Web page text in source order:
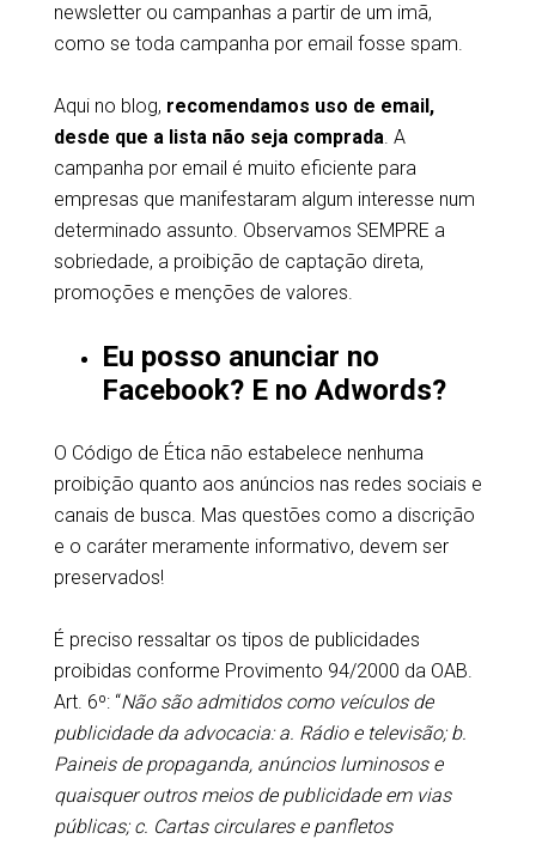
newsletter ou campanhas a partir de um imã,
como se toda campanha por email fosse spam.
Aqui no blog, recomendamos uso de email,
desde que a lista não seja comprada. A
campanha por email é muito eficiente para
empresas que manifestaram algum interesse num
determinado assunto. Observamos SEMPRE a
sobriedade, a proibição de captação direta,
promoções e menções de valores.
Eu posso anunciar no
Facebook? E no Adwords?
O Código de Ética não estabelece nenhuma
proibição quanto aos anúncios nas redes sociais e
canais de busca. Mas questões como a discrição
e o caráter meramente informativo, devem ser
preservados!
É preciso ressaltar os tipos de publicidades
proibidas conforme Provimento 94/2000 da OAB.
Art. 6º: “Não são admitidos como veículos de
publicidade da advocacia: a. Rádio e televisão; b.
Paineis de propaganda, anúncios luminosos e
quaisquer outros meios de publicidade em vias
públicas; c. Cartas circulares e panfletos